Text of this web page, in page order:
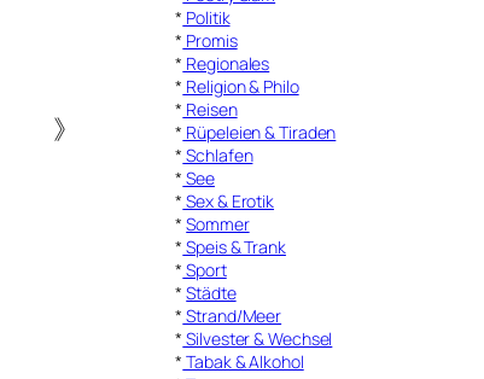
》
* Politik
* Promis
* Regionales
* Religion & Philo
* Reisen
* Rüpeleien & Tiraden
* Schlafen
* See
* Sex & Erotik
*Sommer
* Speis & Trank
* Sport
*Städte
* Strand/Meer
* Silvester & Wechsel
* Tabak & Alkohol